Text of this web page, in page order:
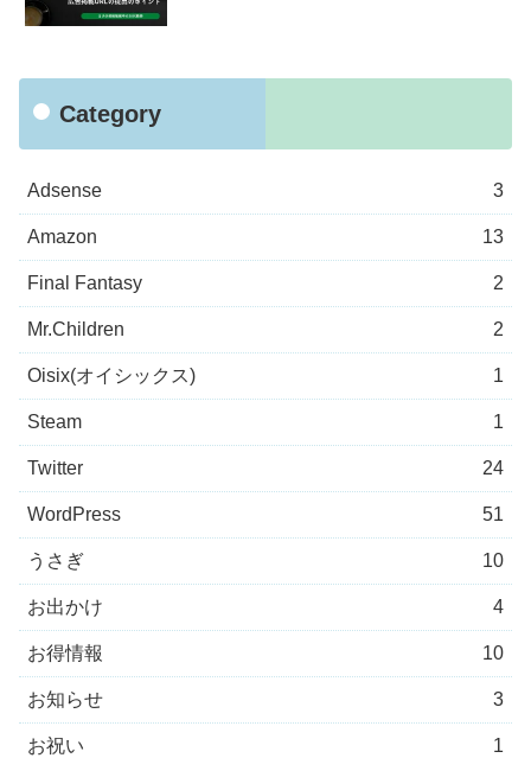
Category
Adsense 3
Amazon 13
Final Fantasy 2
Mr.Children 2
Oisix(オイシックス) 1
Steam 1
Twitter 24
WordPress 51
うさぎ 10
お出かけ 4
お得情報 10
お知らせ 3
お祝い 1